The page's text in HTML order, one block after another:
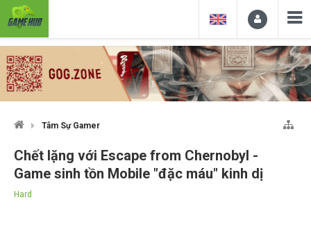
Tâm Sự Gamer
Chết lặng với Escape from Chernobyl -
Game sinh tồn Mobile "đặc máu" kinh dị
Hard